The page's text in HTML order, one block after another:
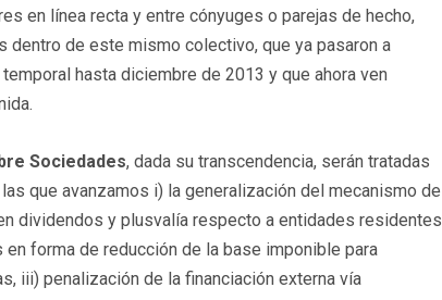
en línea recta y entre cónyuges o parejas de hecho,
dentro de este mismo colectivo, que ya pasaron a
hasta diciembre de 2013 y que ahora ven
Sociedades, dada su transcendencia, serán tratadas
que avanzamos i) la generalización del mecanismo de
dividendos y plusvalía respecto a entidades residentes
forma de reducción de la base imponible para
iii) penalización de la financiación externa vía